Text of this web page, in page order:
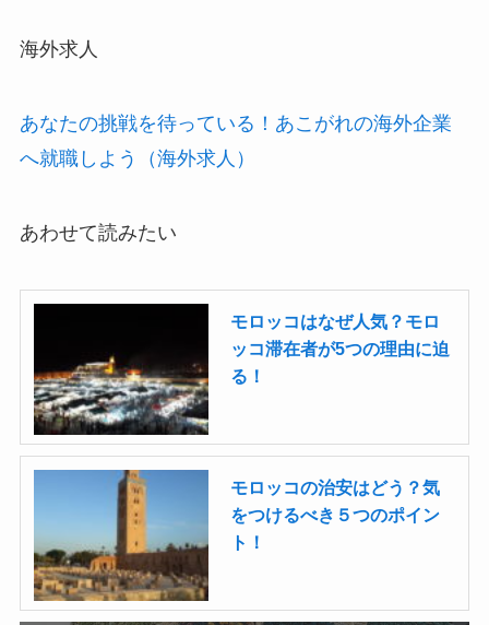
海外求人
あなたの挑戦を待っている！あこがれの海外企業
へ就職しよう（海外求人）
あわせて読みたい
モロッコはなぜ人気？モロ
ッコ滞在者が5つの理由に迫
る！
モロッコの治安はどう？気
をつけるべき５つのポイン
ト！